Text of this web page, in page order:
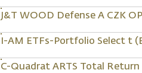
J&T WOOD Defense A CZK
I-AM ETFs-Portfolio Select t
C-Quadrat ARTS Total Return